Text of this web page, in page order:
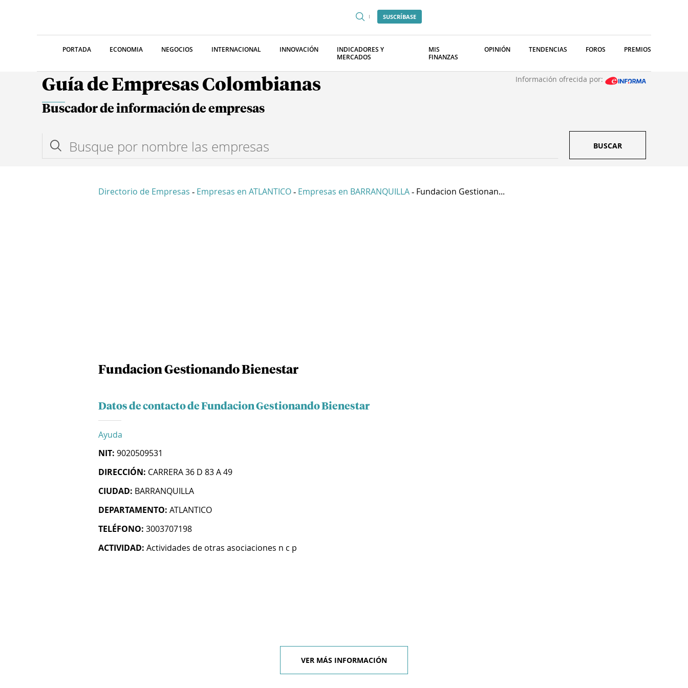
SUSCRÍBASE
PORTADA ECONOMIA NEGOCIOS INTERNACIONAL INNOVACIÓN
INDICADORES Y
MERCADOS
MIS
FINANZAS
OPINIÓN TENDENCIAS FOROS PREMIOS
Guía de Empresas Colombianas Información ofrecida por:
Buscador de información de empresas
BUSCAR
Directorio de Empresas - Empresas en ATLANTICO - Empresas en BARRANQUILLA - Fundacion Gestionan...
Fundacion Gestionando Bienestar
Datos de contacto de Fundacion Gestionando Bienestar
Ayuda
NIT: 9020509531
DIRECCIÓN: CARRERA 36 D 83 A 49
CIUDAD: BARRANQUILLA
DEPARTAMENTO: ATLANTICO
TELÉFONO: 3003707198
ACTIVIDAD: Actividades de otras asociaciones n c p
VER MÁS INFORMACIÓN